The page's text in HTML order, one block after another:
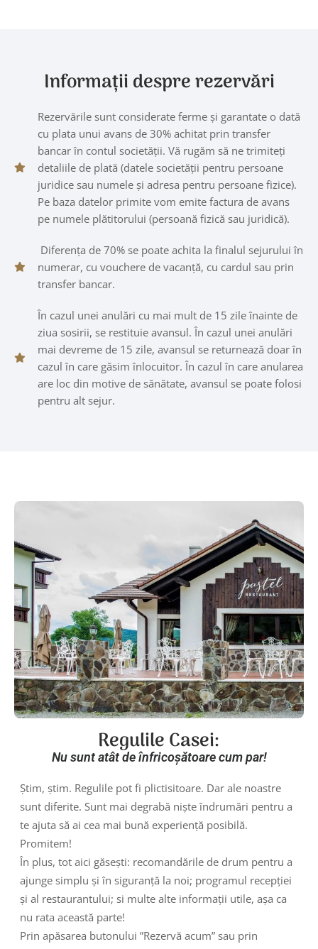
Informații despre rezervări
Rezervările sunt considerate ferme şi garantate o dată
cu plata unui avans de 30% achitat prin transfer
bancar în contul societății. Vă rugăm să ne trimiteţi
detaliile de plată (datele societăţii pentru persoane
juridice sau numele şi adresa pentru persoane fizice).
Pe baza datelor primite vom emite factura de avans
pe numele plătitorului (persoană fizică sau juridică).
Diferenţa de 70% se poate achita la finalul sejurului în
numerar, cu vouchere de vacanţă, cu cardul sau prin
transfer bancar.
În cazul unei anulări cu mai mult de 15 zile înainte de
ziua sosirii, se restituie avansul. În cazul unei anulări
mai devreme de 15 zile, avansul se returnează doar în
cazul în care găsim înlocuitor. În cazul în care anularea
are loc din motive de sănătate, avansul se poate folosi
pentru alt sejur.
Regulile Casei:
Nu sunt atât de înfricoșătoare cum par!
Știm, știm. Regulile pot fi plictisitoare. Dar ale noastre
sunt diferite. Sunt mai degrabă niște îndrumări pentru a
te ajuta să ai cea mai bună experiență posibilă.
Promitem!
În plus, tot aici găsești: recomandările de drum pentru a
ajunge simplu și în siguranță la noi; programul recepției
și al restaurantului; si multe alte informații utile, așa ca
nu rata această parte!
Prin apăsarea butonului ”Rezervă acum” sau prin